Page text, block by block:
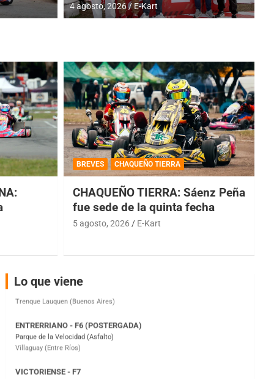
4 agosto, 2026 E-Kart
BREVES CHAQUEÑO TIERRA
CHAQUEÑO TIERRA: Sáenz Peña
fue sede de la quinta fecha
5 agosto, 2026 E-Kart
Lo que viene
COBERTURA ESPECIAL DE E-KART.COM.AR
08/09-AGO
IAME SERIES ARGENTINA 6
Ramiro Tot (Asfalto)
Baradero (Buenos Aires)
Parque de la Velocidad (Asfalto)
Villaguay (Entre Ríos)
El Cerro (Tierra)
Victoria (Entre Ríos)
Moto Club Reginense (Tierra)